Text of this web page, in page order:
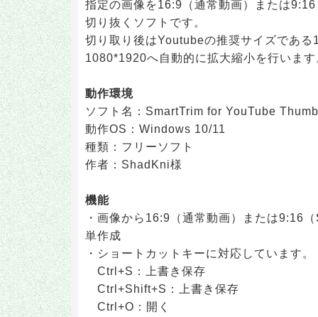
指定の画像を16:9（通常動画）または
切り抜くソフトです。
切り取り後はYoutubeの推奨サイズであ
1080*1920へ自動的に拡大縮小を行います
動作環境
ソフト名：SmartTrim for YouTube
動作OS：Windows 10/11
種類：フリーソフト
作者：ShadKni様
機能
・画像から16:9（通常動画）または9:16
単作成
・ショートカットキーに対応しています。
Ctrl+S：上書き保存
Ctrl+Shift+S：上書き保存
Ctrl+O：開く